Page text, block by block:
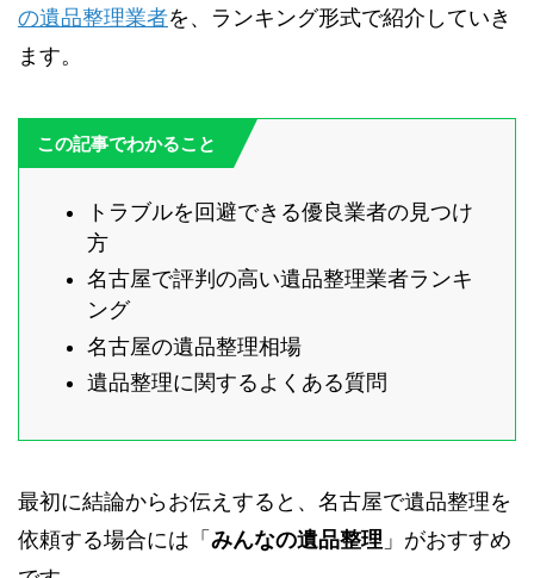
の遺品整理業者を、ランキング形式で紹介していき
ます。
この記事でわかること
トラブルを回避できる優良業者の見つけ
方
名古屋で評判の高い遺品整理業者ランキ
ング
名古屋の遺品整理相場
遺品整理に関するよくある質問
最初に結論からお伝えすると、名古屋で遺品整理を
依頼する場合には「 みんなの遺品整理 」がおすすめ